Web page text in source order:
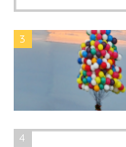
3
4